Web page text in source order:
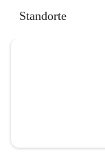
Standorte